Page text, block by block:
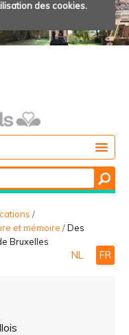
des cookies.
/
et mémoire /Des
Bruxelles
NL FR